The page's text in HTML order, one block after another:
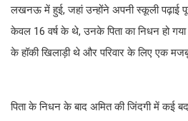
लखनऊ में हुई, जहां उन्होंने अपनी स्कूली पढ़ाई
केवल 16 वर्ष के थे, उनके पिता का निधन हो
के हॉकी खिलाड़ी थे और परिवार के लिए एक
पिता के निधन के बाद अमित की जिंदगी में कई